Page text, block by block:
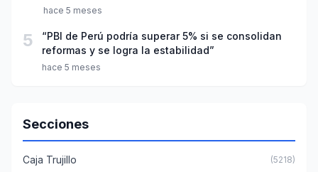
hace 5 meses
5
“PBI de Perú podría superar 5% si se consolidan
reformas y se logra la estabilidad”
hace 5 meses
Secciones
Caja Trujillo (5218)